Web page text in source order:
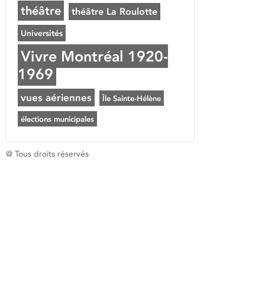
théâtre théâtre La Roulotte
Universités
Vivre Montréal 1920-
1969
vues aériennes Île Sainte-Hélène
élections municipales
@ Tous droits réservés